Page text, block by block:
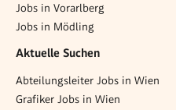
Jobs in Vorarlberg
Jobs in Mödling
Aktuelle Suchen
Abteilungsleiter Jobs in Wien
Grafiker Jobs in Wien